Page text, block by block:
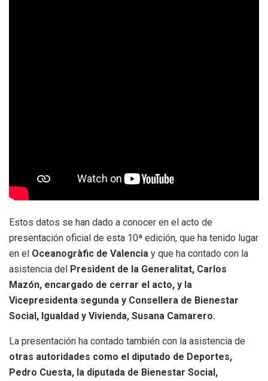
Estos datos se han dado a conocer en el acto de
presentación oficial de esta 10ª edición, que ha tenido lugar
en el Oceanogràfic de Valencia y que ha contado con la
asistencia del President de la Generalitat, Carlos
Mazón, encargado de cerrar el acto, y la
Vicepresidenta segunda y Consellera de Bienestar
Social, Igualdad y Vivienda, Susana Camarero.
La presentación ha contado también con la asistencia de
otras autoridades como el diputado de Deportes,
Pedro Cuesta, la diputada de Bienestar Social,